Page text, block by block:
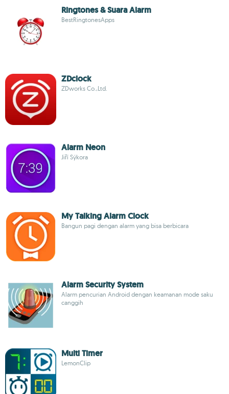
Ringtones & Suara Alarm
BestRingtonesApps
ZDclock
ZDworks Co.,Ltd.
Alarm Neon
Jiří Sýkora
My Talking Alarm Clock
Bangun pagi dengan alarm yang bisa berbicara
Alarm Security System
Alarm pencurian Android dengan keamanan mode saku
canggih
Multi Timer
LemonClip